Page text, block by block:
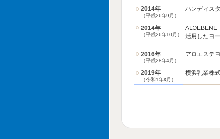
2014年
（平成26年9月）
ハンディス
2014年
（平成26年10月）
ALOEBENE
活用したヨ
2016年
（平成28年4月）
アロエステ
2019年
（令和1年8月）
横浜乳業株